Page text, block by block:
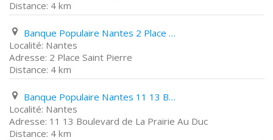
4 km
Banque Populaire Nantes 2 Place Saint Pierre
Nantes
2 Place Saint Pierre
4 km
Banque Populaire Nantes 11 13 Boulevard de La Prairie Au Duc
Nantes
11 13 Boulevard de La Prairie Au Duc
4 km